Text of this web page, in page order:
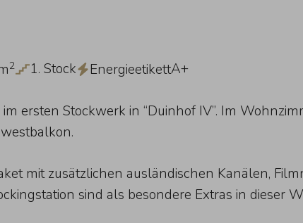
2 1. Stock EnergieetikettA+
ersten Stockwerk in “Duinhof IV”. Im
mit zusätzlichen ausländischen Kanälen,
sind als besondere Extras in dieser